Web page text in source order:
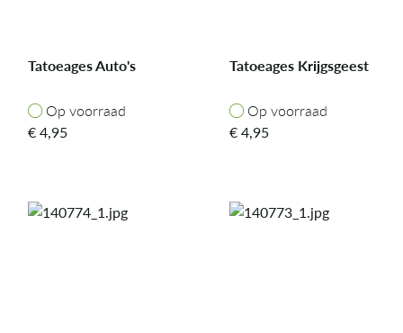
Tatoeages Auto's
Op voorraad
Op voorraad
€4,95
Tatoeages Krijgsgeest
Op voorraad
Op voorraad
€4,95